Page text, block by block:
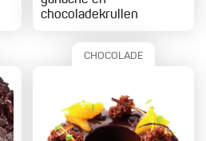
chocoladekrullen
CHOCOLADE